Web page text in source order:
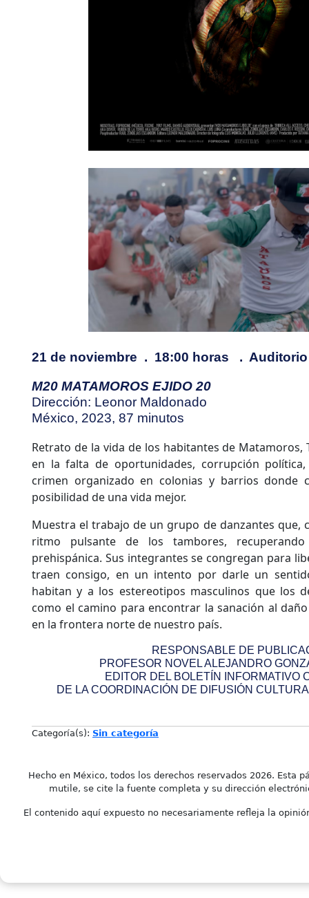
21 de noviembre . 18:00 horas .
M20 MATAMOROS EJIDO 20
Dirección: Leonor Maldonado
México, 2023, 87 minutos
Retrato de la vida de los habitantes de Matamoros,
en la falta de oportunidades, corrupción
crimen organizado en colonias y barrios donde
posibilidad de una vida mejor.
Muestra el trabajo de un grupo de danzantes que,
ritmo pulsante de los tambores,
prehispánica. Sus integrantes se congregan para
traen consigo, en un intento por darle un
habitan y a los estereotipos masculinos que los
como el camino para encontrar la sanación al
en la frontera norte de nuestro país.
RESPONSABLE DE
PROFESOR NOVEL ALEJANDRO
EDITOR DEL BOLETÍN INFORMATIVO
DE LA COORDINACIÓN DE DIFUSIÓN
Categoría(s): Sin categoría
Hecho en México, todos los derechos reservados 2026. Esta
mutile, se cite la fuente completa y su dirección
El contenido aquí expuesto no necesariamente refleja la